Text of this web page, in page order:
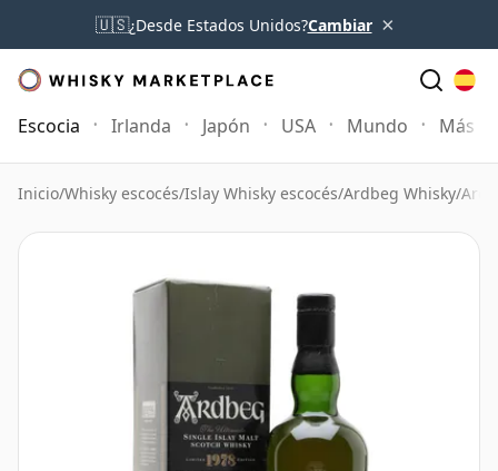
🇺🇸¿Desde Estados Unidos?Cambiar ×
Escocia Irlanda Japón USA Mundo Más
Inicio/Whisky escocés/Islay Whisky escocés/Ardbeg Whisky/